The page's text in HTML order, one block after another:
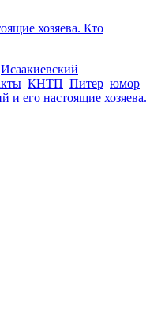
хозяева. Кто
Исаакиевский
КНТП Питер юмор
и его настоящие хозяева.